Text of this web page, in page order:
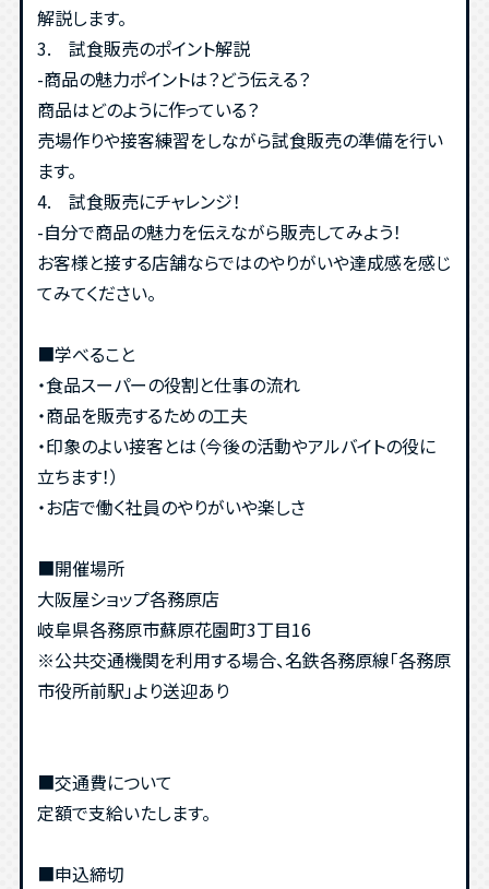
解説します。
3. 試食販売のポイント解説
-商品の魅力ポイントは？どう伝える？
商品はどのように作っている？
売場作りや接客練習をしながら試食販売の準備を行い
ます。
4. 試食販売にチャレンジ！
-自分で商品の魅力を伝えながら販売してみよう！
お客様と接する店舗ならではのやりがいや達成感を感じ
てみてください。
■学べること
・食品スーパーの役割と仕事の流れ
・商品を販売するための工夫
・印象のよい接客とは（今後の活動やアルバイトの役に
立ちます！）
・お店で働く社員のやりがいや楽しさ
■開催場所
大阪屋ショップ各務原店
岐阜県各務原市蘇原花園町3丁目16
※公共交通機関を利用する場合、名鉄各務原線「各務原
市役所前駅」より送迎あり
■交通費について
定額で支給いたします。
■申込締切